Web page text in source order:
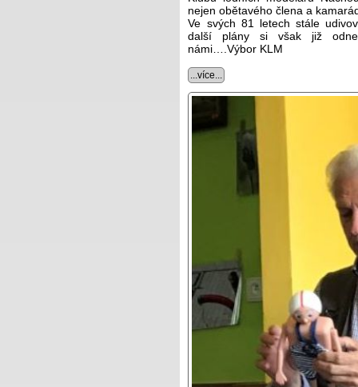
nejen obětavého člena a
Ve svých 81 letech stále
další plány si však již
námi….Výbor KLM
...více...